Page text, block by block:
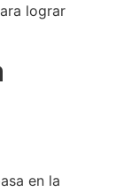
lograr
en la